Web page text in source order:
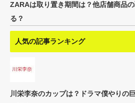
ZARAは取り置き期間は？他店舗商品
る？
人気の記事ランキング
川栄李奈のカップは？ドラマ僕やりの